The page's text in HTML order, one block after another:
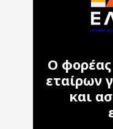
Ο
εταίρων
και